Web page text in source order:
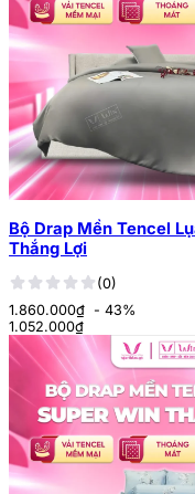
Bộ Drap Mền Tencel
Thắng Lợi
(0)
1.860.000₫ - 43%
1.052.000₫